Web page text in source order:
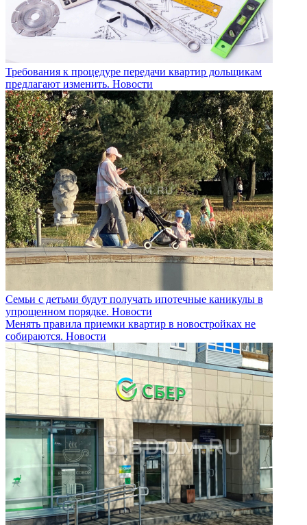
Требования к процедуре передачи квартир дольщикам
предлагают изменить. Новости
Семьи с детьми будут получать ипотечные каникулы в
упрощенном порядке. Новости
Менять правила приемки квартир в новостройках не
собираются. Новости